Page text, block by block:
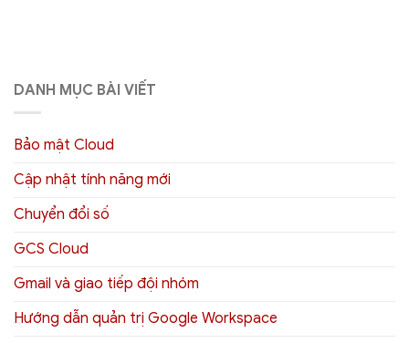
DANH MỤC BÀI VIẾT
Bảo mật Cloud
Cập nhật tính năng mới
Chuyển đổi số
GCS Cloud
Gmail và giao tiếp đội nhóm
Hướng dẫn quản trị Google Workspace